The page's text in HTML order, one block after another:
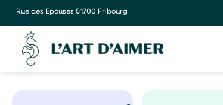
Rue des Epouses 51700 Fribourg